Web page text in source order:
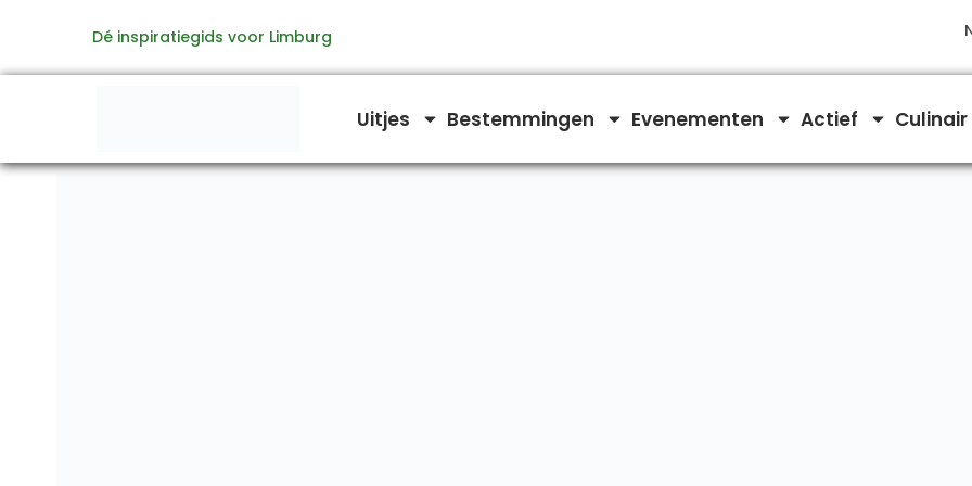
de
Dé inspiratiegids voor Limburg
Uitjes Bestemmingen Evenementen Actief Culinair